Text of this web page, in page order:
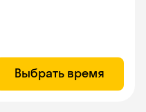
Выбрать время